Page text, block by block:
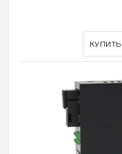
КУПИТЬ